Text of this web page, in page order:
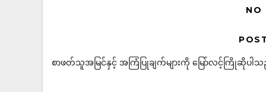
NO
စာဖတ်သူအမြင်နှင့် အကြံပြုချက်များကို မြော်လင့်ကြိုဆိုပါ